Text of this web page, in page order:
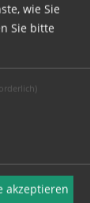
wie Sie
Sie bitte
akzeptieren